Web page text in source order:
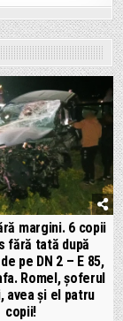
margini. 6 copii
fără tată după
pe DN 2 – E 85,
Romel, șoferul
avea și el patru
copii!